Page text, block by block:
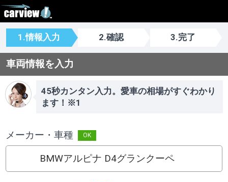
1.情報入力 2.確認 3.完了
車両情報を入力
45秒カンタン入力。愛車の相場がすぐわかり
ます！※1
メーカー・車種
BMWアルピナ D4グランクーペ